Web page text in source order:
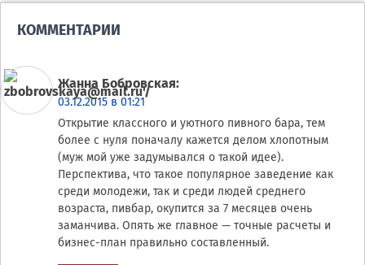
КОММЕНТАРИИ
Жанна Бобровская:
03.12.2015 в 01:21
Открытие классного и уютного пивного бара, тем
более с нуля поначалу кажется делом хлопотным
(муж мой уже задумывался о такой идее).
Перспектива, что такое популярное заведение как
среди молодежи, так и среди людей среднего
возраста, пивбар, окупится за 7 месяцев очень
заманчива. Опять же главное — точные расчеты и
бизнес-план правильно составленный.